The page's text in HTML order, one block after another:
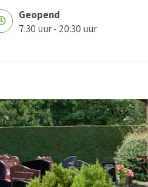
Geopend
7:30 uur - 20:30 uur